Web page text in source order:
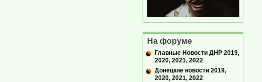
На форуме
Главные Новости ДНР 2019,
2020, 2021, 2022
Донецкие новости 2019,
2020, 2021, 2022